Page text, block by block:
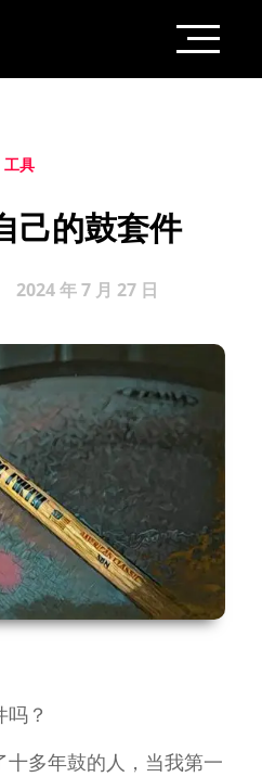
工具
己的鼓套件
2024 年 7 月 27 日
？
多年鼓的人，当我第一